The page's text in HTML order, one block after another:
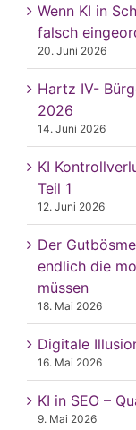
Wenn KI in
falsch
20. Juni 2026
Hartz IV-
2026
14. Juni 2026
KI
Teil 1
12. Juni 2026
Der
endlich die
müssen
18. Mai 2026
Digitale
16. Mai 2026
KI in SEO –
9. Mai 2026